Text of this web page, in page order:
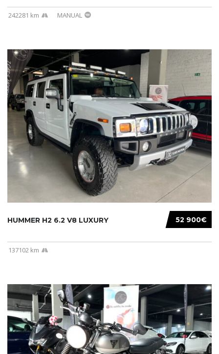
242281 km MANUAL
52 900€
HUMMER H2 6.2 V8 LUXURY
137102 km